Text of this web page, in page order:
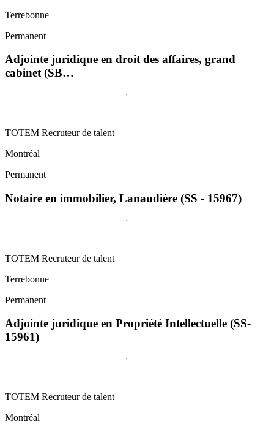
Terrebonne
Permanent
Adjointe juridique en droit des affaires, grand
cabinet (SB…
TOTEM Recruteur de talent
Montréal
Permanent
Notaire en immobilier, Lanaudière (SS - 15967)
TOTEM Recruteur de talent
Terrebonne
Permanent
Adjointe juridique en Propriété Intellectuelle (SS-
15961)
TOTEM Recruteur de talent
Montréal